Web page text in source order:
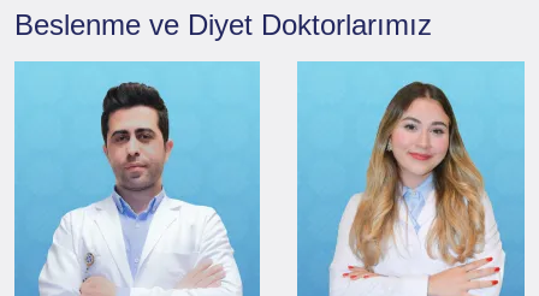
Beslenme ve Diyet Doktorlarımız